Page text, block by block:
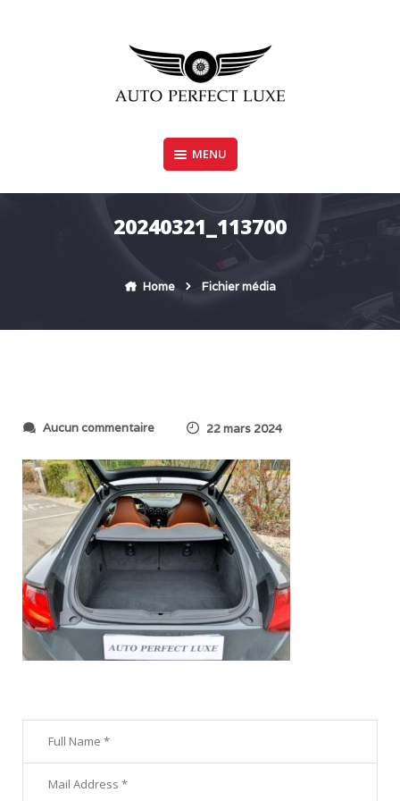
AUTO PERFECT LUXE
MENU
20240321_113700
Home Fichier média
Aucun commentaires
r
2
0
2
4
0
3
2
_
1
1
3
22 mars 2024